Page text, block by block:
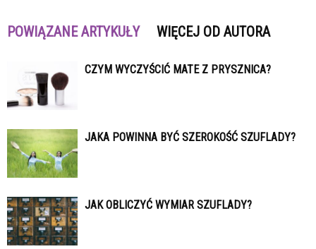
POWIĄZANE ARTYKUŁY WIĘCEJ OD AUTORA
CZYM WYCZYŚCIĆ MATE Z PRYSZNICA?
JAKA POWINNA BYĆ SZEROKOŚĆ SZUFLADY?
JAK OBLICZYĆ WYMIAR SZUFLADY?